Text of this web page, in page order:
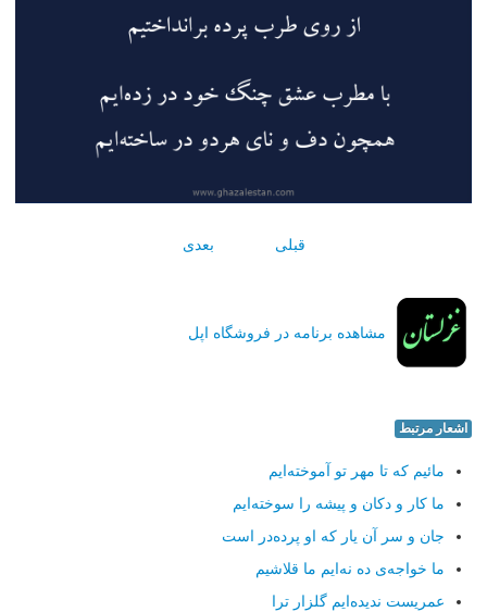
قبلی بعدی
مشاهده برنامه در فروشگاه اپل
اشعار مرتبط
مائیم که تا مهر تو آموخته‌ایم
ما کار و دکان و پیشه را سوخته‌ایم
جان و سر آن یار که او پرده‌در است
ما خواجه‌ی ده نه‌ایم ما قلاشیم
عمریست ندیده‌ایم گلزار ترا